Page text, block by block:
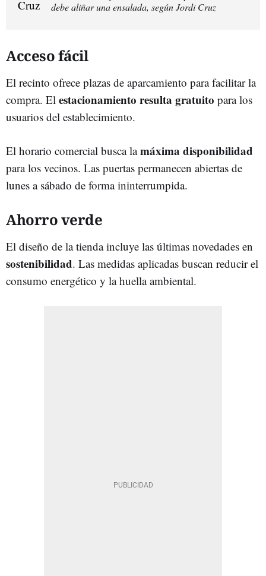
debe aliñar una ensalada, según Jordi Cruz
Acceso fácil
El recinto ofrece plazas de aparcamiento para facilitar la
compra. El estacionamiento resulta gratuito para los
usuarios del establecimiento.
El horario comercial busca lamáxima disponibilidad
para los vecinos. Las puertas permanecen abiertas de
lunes a sábado de forma ininterrumpida.
Ahorro verde
El diseño de la tienda incluye las últimas novedades en
sostenibilidad. Las medidas aplicadas buscan reducir el
consumo energético y la huella ambiental.